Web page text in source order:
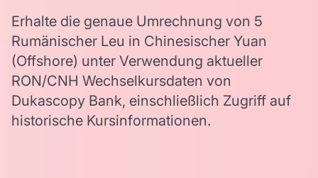
Erhalte die genaue Umrechnung von 5
Rumänischer Leu in Chinesischer Yuan
(Offshore) unter Verwendung aktueller
RON/CNH Wechselkursdaten von
Dukascopy Bank, einschließlich Zugriff auf
historische Kursinformationen.